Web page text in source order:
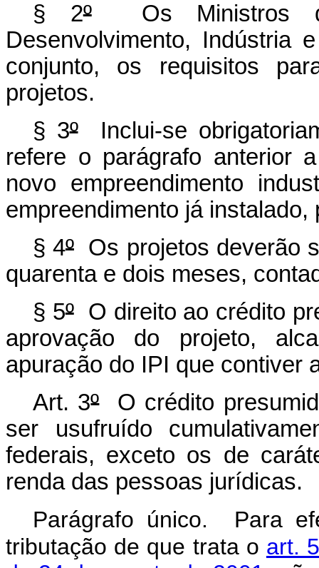
§ 2ºOs Ministros
Desenvolvimento, Indústria
conjunto, os requisitos
projetos.
§ 3ºInclui-se
refere o parágrafo anterior
novo empreendimento
empreendimento já
§ 4ºOs projetos deverão
quarenta e dois meses,
§ 5ºO direito ao crédito
aprovação do projeto,
apuração do IPI que contiver
Art. 3ºO crédito
ser usufruído
federais, exceto os de
renda das pessoas jurídicas.
Parágrafo único. Para
tributação de que trata o art.